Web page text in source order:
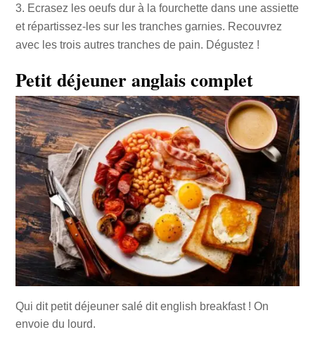
Ecrasez les oeufs dur à la fourchette dans une assiette
et répartissez-les sur les tranches garnies. Recouvrez
avec les trois autres tranches de pain. Dégustez !
Petit déjeuner anglais complet
Qui dit petit déjeuner salé dit english breakfast ! On
envoie du lourd.